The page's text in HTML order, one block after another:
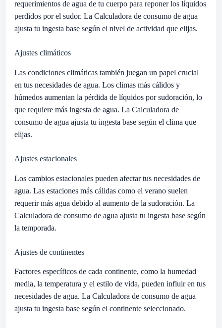
requerimientos de agua de tu cuerpo para reponer los líquidos
perdidos por el sudor. La Calculadora de consumo de agua
ajusta tu ingesta base según el nivel de actividad que elijas.
Ajustes climáticos
Las condiciones climáticas también juegan un papel crucial
en tus necesidades de agua. Los climas más cálidos y
húmedos aumentan la pérdida de líquidos por sudoración, lo
que requiere más ingesta de agua. La Calculadora de
consumo de agua ajusta tu ingesta base según el clima que
elijas.
Ajustes estacionales
Los cambios estacionales pueden afectar tus necesidades de
agua. Las estaciones más cálidas como el verano suelen
requerir más agua debido al aumento de la sudoración. La
Calculadora de consumo de agua ajusta tu ingesta base según
la temporada.
Ajustes de continentes
Factores específicos de cada continente, como la humedad
media, la temperatura y el estilo de vida, pueden influir en tus
necesidades de agua. La Calculadora de consumo de agua
ajusta tu ingesta base según el continente seleccionado.